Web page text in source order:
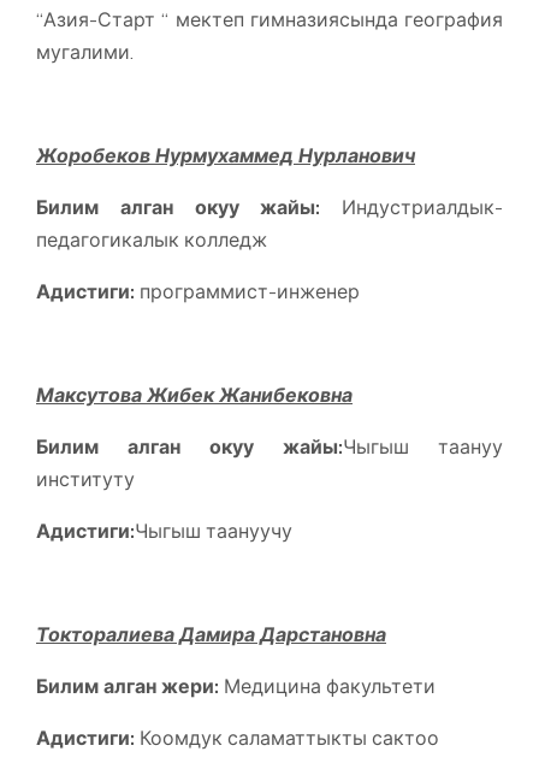
“Азия-Старт “ мектеп гимназиясында география
мугалими.
Жоробеков Нурмухаммед Нурланович
Билим алган окуу жайы: Индустриалдык-
педагогикалык колледж
Адистиги: программист-инженер
Максутова Жибек Жанибековна
Билим алган окуу жайы:Чыгыш таануу
институту
Адистиги:Чыгыш таануучу
Токторалиева Дамира Дарстановна
Билим алган жери: Медицина факультети
Адистиги: Коомдук саламаттыкты сактоо